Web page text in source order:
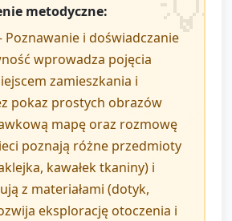
metodyczne:
i doświadczanie
wprowadza pojęcia
zamieszkania i
pokaz prostych obrazów
mapę oraz rozmowę
poznają różne przedmioty
kawałek tkaniny) i
z materiałami (dotyk,
eksplorację otoczenia i